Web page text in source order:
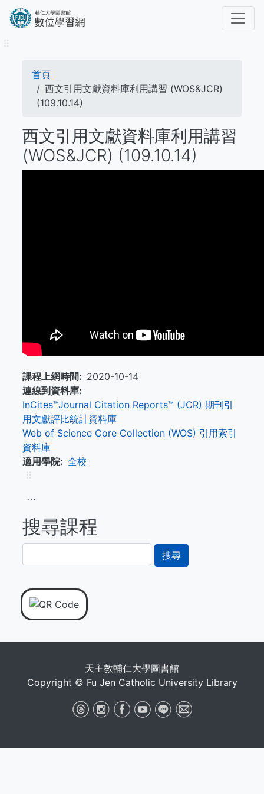
內
⠿
導
航
結
首頁
西文引用文獻資料庫利用講習 (WOS&JCR)
(109.10.14)
西文引用文獻資料庫利用講習
(WOS&JCR) (109.10.14)
課程上網時間
2020-10-14
連線到資料庫
InCites™Journal Citation Reports™ (JCR) 期刊引
用文獻評比統計資料庫
Web of Science Core Collection (WOS) 引用索引
資料庫
適用學院
全校
⠿
⋯
搜尋課程
尋
天主教輔仁大學圖書館
Copyright © Fu Jen Catholic University Library